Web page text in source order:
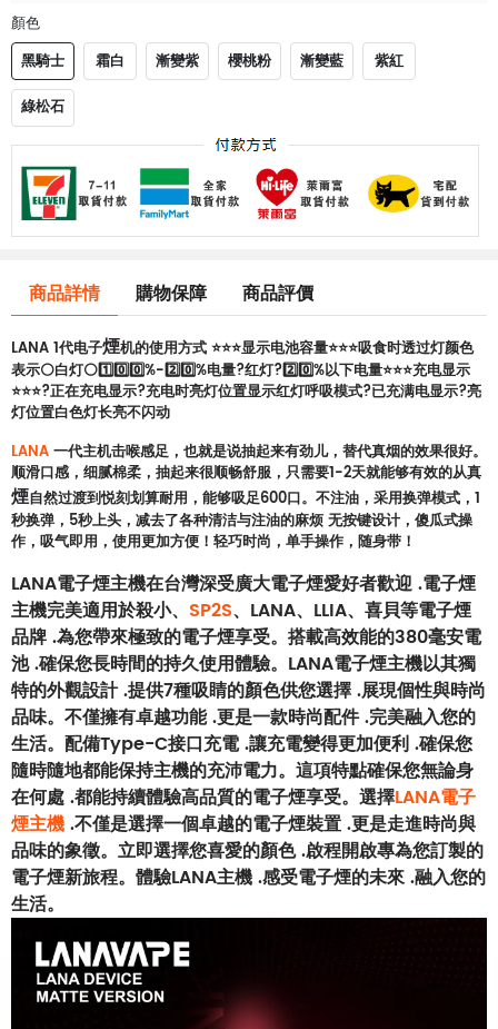
顏色
黑騎士 霜白 漸變紫 櫻桃粉 漸變藍
紫紅
綠松石
商品詳情 購物保障 商品評價
LANA 1代电子煙机的使用方式 ⭐⭐⭐显示电池容量⭐⭐⭐吸食时透过灯颜色
表示⚪白灯⚪1️⃣0️⃣0️⃣%-2️⃣0️⃣%电量?红灯?2️⃣0️⃣%以下电量⭐⭐⭐充电显示
⭐⭐⭐?正在充电显示?充电时亮灯位置显示红灯呼吸模式?已充满电显示?亮
灯位置白色灯长亮不闪动
LANA一代主机击喉感足，也就是说抽起来有劲儿，替代真烟的效果很好。
顺滑口感，细腻棉柔，抽起来很顺畅舒服，只需要1-2天就能够有效的从真
煙自然过渡到悦刻划算耐用，能够吸足600口。不注油，采用换弹模式，1
秒换弹，5秒上头，减去了各种清洁与注油的麻烦 无按键设计，傻瓜式操
作，吸气即用，使用更加方便！轻巧时尚，单手操作，随身带！
LANA電子煙主機在台灣深受廣大電子煙愛好者歡迎 .電子煙
主機完美適用於殺小、 SP2S、LANA、LLIA、喜貝等電子煙
品牌 .為您帶來極致的電子煙享受。搭載高效能的380毫安電
池 .確保您長時間的持久使用體驗。LANA電子煙主機以其獨
特的外觀設計 .提供7種吸睛的顏色供您選擇 .展現個性與時尚
品味。不僅擁有卓越功能 .更是一款時尚配件 .完美融入您的
生活。配備Type-C接口充電 .讓充電變得更加便利 .確保您
隨時隨地都能保持主機的充沛電力。這項特點確保您無論身
在何處 .都能持續體驗高品質的電子煙享受。選擇LANA電子
煙主機.不僅是選擇一個卓越的電子煙裝置 .更是走進時尚與
品味的象徵。立即選擇您喜愛的顏色 .啟程開啟專為您訂製的
電子煙新旅程。體驗LANA主機 .感受電子煙的未來 .融入您的
生活。